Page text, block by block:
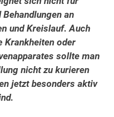
an
und Kreislauf. Auch
Krankheiten oder
sollte man
nicht zu kurieren
jetzt besonders aktiv